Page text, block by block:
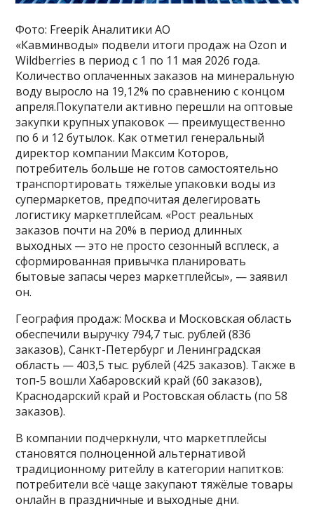
Фото: Freepik Аналитики АО
«Кавминводы» подвели итоги продаж на Ozon и
Wildberries в период с 1 по 11 мая 2026 года.
Количество оплаченных заказов на минеральную
воду выросло на 19,12% по сравнению с концом
апреля.Покупатели активно перешли на оптовые
закупки крупных упаковок — преимущественно
по 6 и 12 бутылок. Как отметил генеральный
директор компании Максим Которов,
потребитель больше не готов самостоятельно
транспортировать тяжёлые упаковки воды из
супермаркетов, предпочитая делегировать
логистику маркетплейсам. «Рост реальных
заказов почти на 20% в период длинных
выходных — это не просто сезонный всплеск, а
сформированная привычка планировать
бытовые запасы через маркетплейсы», — заявил
он.
География продаж: Москва и Московская область
обеспечили выручку 794,7 тыс. рублей (836
заказов), Санкт-Петербург и Ленинградская
область — 403,5 тыс. рублей (425 заказов). Также в
топ-5 вошли Хабаровский край (60 заказов),
Краснодарский край и Ростовская область (по 58
заказов).
В компании подчеркнули, что маркетплейсы
становятся полноценной альтернативой
традиционному ритейлу в категории напитков:
потребители всё чаще закупают тяжёлые товары
онлайн в праздничные и выходные дни.